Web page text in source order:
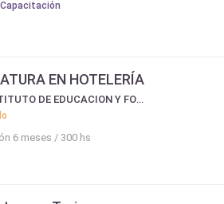
EN HOTELERÍA
IFYED INSTITUTO DE EDUCACION Y FORMACIÓN A DISTANCIA
6 meses / 300 hs